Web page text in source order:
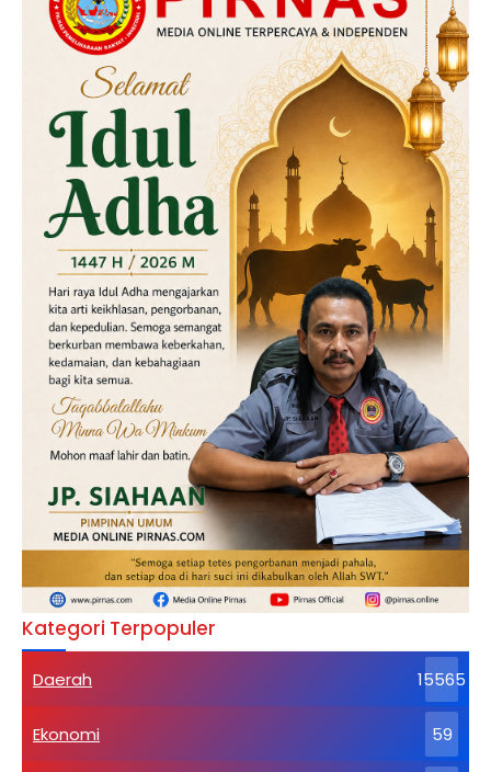
Kriminal
Labusel
Kategori Terpopuler
Daerah 15565
Ekonomi 59